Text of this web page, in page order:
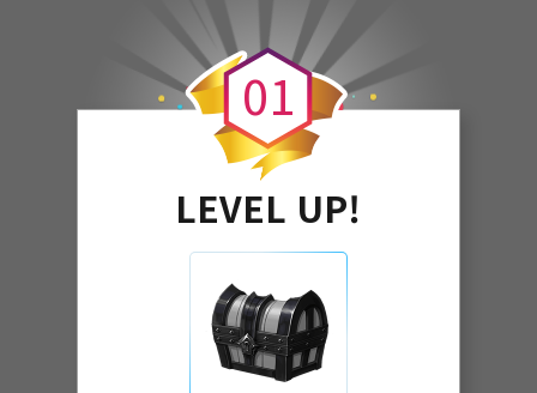
0
0
1
LEVEL UP!